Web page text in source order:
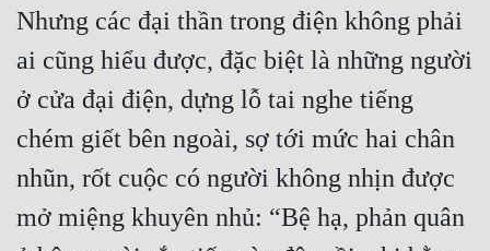
Nhưng các đại thần trong điện không phải
ai cũng hiểu được, đặc biệt là những người
ở cửa đại điện, dựng lỗ tai nghe tiếng
chém giết bên ngoài, sợ tới mức hai chân
nhũn, rốt cuộc có người không nhịn được
mở miệng khuyên nhủ: “Bệ hạ, phản quân